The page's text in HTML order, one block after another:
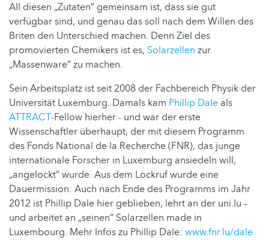
All diesen „Zutaten“ gemeinsam ist, dass sie gut
verfügbar sind, und genau das soll nach dem Willen des
Briten den Unterschied machen. Denn Ziel des
promovierten Chemikers ist es, Solarzellen zur
„Massenware“ zu machen.
Sein Arbeitsplatz ist seit 2008 der Fachbereich Physik der
Universität Luxemburg. Damals kam Phillip Dale als
ATTRACT-Fellow hierher - und war der erste
Wissenschaftler überhaupt, der mit diesem Programm
des Fonds National de la Recherche (FNR), das junge
internationale Forscher in Luxemburg ansiedeln will,
„angelockt“ wurde. Aus dem Lockruf wurde eine
Dauermission: Auch nach Ende des Programms im Jahr
2012 ist Phillip Dale hier geblieben, lehrt an der uni.lu –
und arbeitet an „seinen“ Solarzellen made in
Luxembourg. Mehr Infos zu Phillip Dale: www.fnr.lu/dale